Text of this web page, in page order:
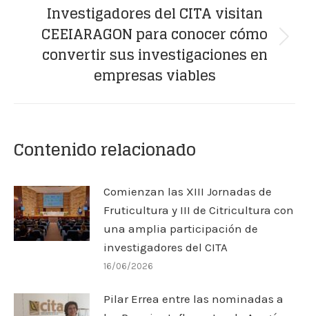
siguiente:
Investigadores del CITA visitan
CEEIARAGON para conocer cómo
convertir sus investigaciones en
empresas viables
Contenido relacionado
Comienzan las XIII Jornadas de
Fruticultura y III de Citricultura con
una amplia participación de
investigadores del CITA
16/06/2026
Pilar Errea entre las nominadas a